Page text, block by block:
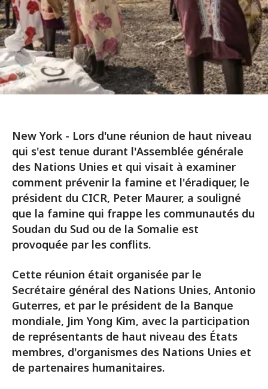
New York - Lors d'une réunion de haut niveau
qui s'est tenue durant l'Assemblée générale
des Nations Unies et qui visait à examiner
comment prévenir la famine et l'éradiquer, le
président du CICR, Peter Maurer, a souligné
que la famine qui frappe les communautés du
Soudan du Sud ou de la Somalie est
provoquée par les conflits.
Cette réunion était organisée par le
Secrétaire général des Nations Unies, Antonio
Guterres, et par le président de la Banque
mondiale, Jim Yong Kim, avec la participation
de représentants de haut niveau des États
membres, d'organismes des Nations Unies et
de partenaires humanitaires.